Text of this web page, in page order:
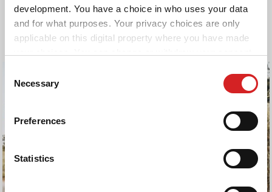
development. You have a choice in who uses your data
and for what purposes. Your privacy choices are only
applicable on this digital property where you have made
the Privacy trigger icon.
Collect information about your geographical location
Identify your device by actively scanning it for
Find out more about how your personal data is processed
Selection
Necessary
Preferences
Statistics
RÉINITIALISER LES FILTRES